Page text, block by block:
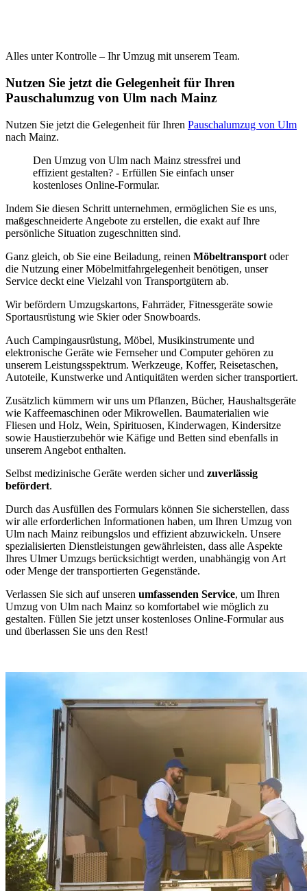
Alles unter Kontrolle – Ihr Umzug mit unserem Team.
Nutzen Sie jetzt die Gelegenheit für Ihren
Pauschalumzug von Ulm nach Mainz
Nutzen Sie jetzt die Gelegenheit für Ihren Pauschalumzug von Ulm
nach Mainz.
Den Umzug von Ulm nach Mainz stressfrei und
effizient gestalten? - Erfüllen Sie einfach unser
kostenloses Online-Formular.
Indem Sie diesen Schritt unternehmen, ermöglichen Sie es uns,
maßgeschneiderte Angebote zu erstellen, die exakt auf Ihre
persönliche Situation zugeschnitten sind.
Ganz gleich, ob Sie eine Beiladung, reinen Möbeltransport oder
die Nutzung einer Möbelmitfahrgelegenheit benötigen, unser
Service deckt eine Vielzahl von Transportgütern ab.
Wir befördern Umzugskartons, Fahrräder, Fitnessgeräte sowie
Sportausrüstung wie Skier oder Snowboards.
Auch Campingausrüstung, Möbel, Musikinstrumente und
elektronische Geräte wie Fernseher und Computer gehören zu
unserem Leistungsspektrum. Werkzeuge, Koffer, Reisetaschen,
Autoteile, Kunstwerke und Antiquitäten werden sicher transportiert.
Zusätzlich kümmern wir uns um Pflanzen, Bücher, Haushaltsgeräte
wie Kaffeemaschinen oder Mikrowellen. Baumaterialien wie
Fliesen und Holz, Wein, Spirituosen, Kinderwagen, Kindersitze
sowie Haustierzubehör wie Käfige und Betten sind ebenfalls in
unserem Angebot enthalten.
Selbst medizinische Geräte werden sicher und zuverlässig
befördert.
Durch das Ausfüllen des Formulars können Sie sicherstellen, dass
wir alle erforderlichen Informationen haben, um Ihren Umzug von
Ulm nach Mainz reibungslos und effizient abzuwickeln. Unsere
spezialisierten Dienstleistungen gewährleisten, dass alle Aspekte
Ihres Ulmer Umzugs berücksichtigt werden, unabhängig von Art
oder Menge der transportierten Gegenstände.
Verlassen Sie sich auf unseren umfassenden Service, um Ihren
Umzug von Ulm nach Mainz so komfortabel wie möglich zu
gestalten. Füllen Sie jetzt unser kostenloses Online-Formular aus
und überlassen Sie uns den Rest!